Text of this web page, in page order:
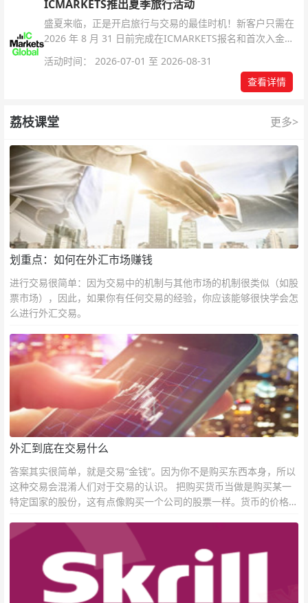
ICMARKETS推出夏季旅行活动
盛夏来临，正是开启旅行与交易的最佳时机！新客户只需在
2026 年 8 月 31 日前完成在ICMARKETS报名和首次入金即
活动时间： 2026-07-01 至 2026-08-31
查看详情
荔枝课堂 更多>
划重点：如何在外汇市场赚钱
进行交易很简单：因为交易中的机制与其他市场的机制很类似（如股
票市场），因此，如果你有任何交易的经验，你应该能够很快学会怎
么进行外汇交易。
外汇到底在交易什么
答案其实很简单，就是交易“金钱”。因为你不是购买东西本身，所以
这种交易会混淆人们对于交易的认识。 把购买货币当做是购买某一
特定国家的股份，这有点像购买一个公司的股票一样。货币的价格直